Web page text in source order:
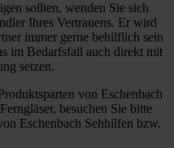
sollten, wenden Sie sich
Ihres Vertrauens. Er wird
immer gerne behilflich sein
im Bedarfsfall auch direkt mit
setzen.
von Eschenbach
besuchen Sie bitte
Eschenbach Sehhilfen bzw.